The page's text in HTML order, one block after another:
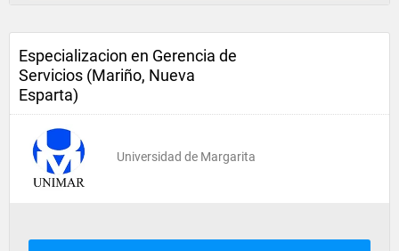
Especializacion en Gerencia de
Servicios (Mariño, Nueva
Esparta)
Universidad de Margarita